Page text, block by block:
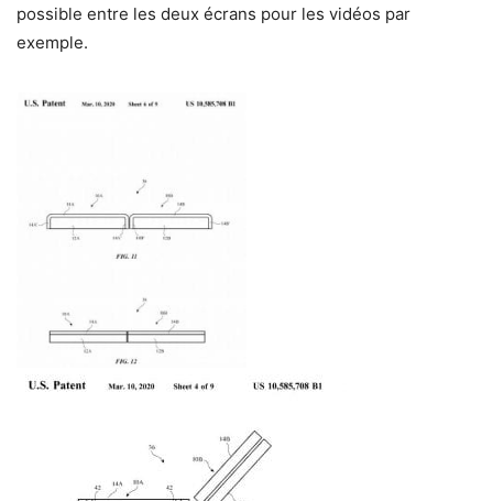
possible entre les deux écrans pour les vidéos par
exemple.